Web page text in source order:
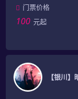
门票价格
100 元起
【银川